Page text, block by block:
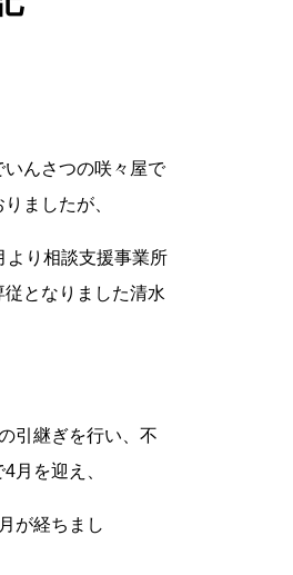
いんさつの咲々屋で
ましたが、
より相談支援事業所
となりました清水
引継ぎを行い、不
月を迎え、
が経ちまし